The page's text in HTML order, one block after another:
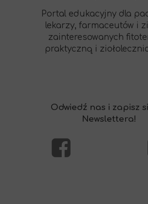
Portal edukacyjny dla
lekarzy, farmaceutów i
zainteresowanych
praktyczną i
Odwiedź nas i zapisz
Newslettera!